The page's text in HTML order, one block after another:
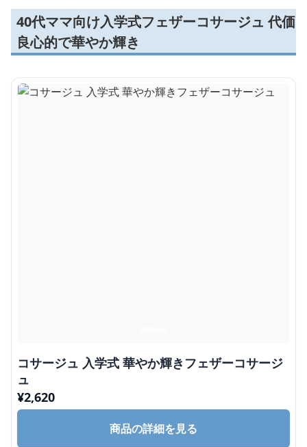
40代ママ向け入学式フェザーコサージュ 代価
良心的で華やか輝き
コサージュ 入学式 華やか輝きフェザーコサージ
ュ
¥2,620
商品の詳細を見る